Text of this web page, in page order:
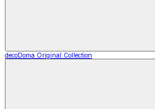
decoDoma Original Collection